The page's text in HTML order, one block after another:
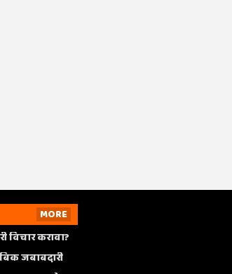
MORE
विचार करावा?
जबाबदारी